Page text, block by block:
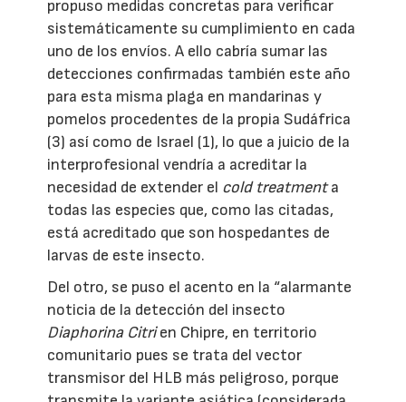
propuso medidas concretas para verificar
sistemáticamente su cumplimiento en cada
uno de los envíos. A ello cabría sumar las
detecciones confirmadas también este año
para esta misma plaga en mandarinas y
pomelos procedentes de la propia Sudáfrica
(3) así como de Israel (1), lo que a juicio de la
interprofesional vendría a acreditar la
necesidad de extender el cold treatmenta
todas las especies que, como las citadas,
está acreditado que son hospedantes de
larvas de este insecto.
Del otro, se puso el acento en la “alarmante
noticia de la detección del insecto
Diaphorina Citrien Chipre, en territorio
comunitario pues se trata del vector
transmisor del HLB más peligroso, porque